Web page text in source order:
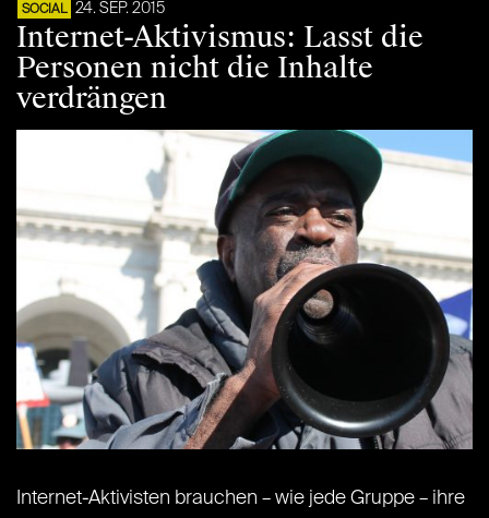
SOCIAL 24. SEP. 2015
Internet-Aktivismus: Lasst die
Personen nicht die Inhalte
verdrängen
Internet-Aktivisten brauchen – wie jede Gruppe – ihre